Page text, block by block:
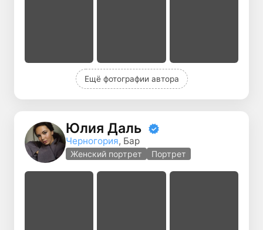
Ещё фотографии автора
Юлия Даль
Черногория, Бар
Женский портрет Портрет